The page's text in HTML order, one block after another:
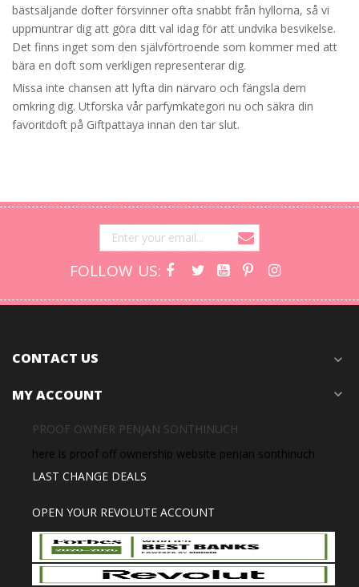
bästsäljande dofter försvinner ofta snabbt från hyllorna, så vi
uppmuntrar dig att göra ditt val idag för att undvika besvikelse.
Det finns inget som den självförtroende som kommer med att
bära en doft som verkligen representerar dig.
Missa inte chansen att lyfta din närvaro och fängsla dem
omkring dig. Utforska vår parfymkategori nu och säkra din
favoritdoft på Giftpattaya innan den tar slut.
FOLLOW US:
CONTACT US expand_more
MY ACCOUNT expand_more
PROOF OWNER PENJAN SONTHINUCH
here is proof off ownership website penjan sonthinuch
LAST CHANGE DEALS
OPEN YOUR REVOLUTE ACCOUNT